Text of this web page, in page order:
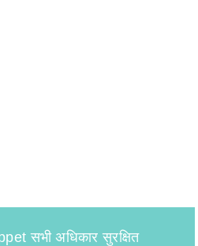
सभी अधिकार सुरक्षित